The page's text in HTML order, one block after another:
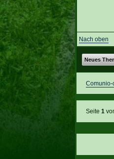
Nach oben
Neues
Comunio-
Seite 1